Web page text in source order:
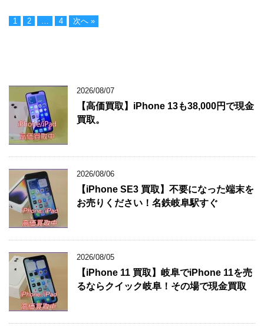
1 2 … 4 次へ »
2026/08/07
【高価買取】iPhone 13も38,000円で現金
買取。
2026/08/06
【iPhone SE3 買取】不要になった端末を
お売りください！名鉄岐阜駅すぐ
2026/08/05
【iPhone 11 買取】岐阜でiPhone 11を売
るならクイック岐阜！その場で現金買取